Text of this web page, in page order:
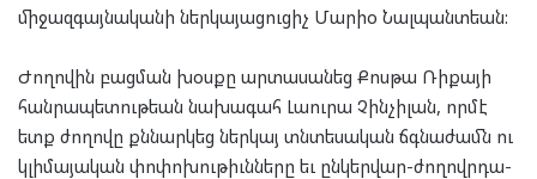
մի­ջազ­գայ­նա­կա­նի ներ­կա­յա­ցու­ցիչ Մարիօ Նալ­պանտ­եան:
Ժո­ղո­վին բաց­ման խօս­քը ար­տա­սա­նեց Քոս­թա Ռի­քա­յի
հան­րա­պե­տու­թեան նա­խա­գահ Լաու­րա Չին­չի­լան, որ­մէ
ետք ժո­ղո­վը քննար­կեց ներ­կայ տնտե­սա­կան ճգնա­ժամն ու
կլի­մա­յա­կան փո­փո­խու­թիւն­նե­րը եւ ըն­կեր­վար-ժո­ղովր­դա­